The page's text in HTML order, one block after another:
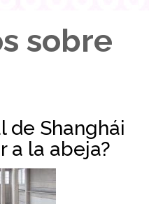
sobre
de Shanghái
a la abeja?